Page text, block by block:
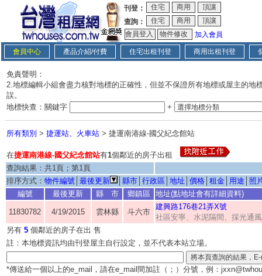
刊登：
查詢：
加入會員
會員中心 產品介紹/付費 住宅出租刊登 商用出租刊登
免責聲明：
2.地標編輯小組會盡力核對地標的正確性，但並不保證所有地標或屋主的地
誤。
地標快查：關鍵字
+
所有類別 > 捷運站、火車站 > 捷運南港線-國父紀念館站
在捷運南港線-國父紀念館站有1個鄰近的房子出租
查詢結果：共1頁；第1頁
排序方式： 物件編號 最後更新 縣市 行政區 地址 價格 租金 用途
照
編號
最後更新 縣 市 鄉鎮區 地址(點地址會有詳細資料)
11830782 4/19/2015 雲林縣 斗六市
建興路176巷21弄X號
社區安寧、水泥隔間、採光通
另有 5 個鄰近的房子在出 售
註：本地標資訊均由刊登屋主自行設定，並不代表本站立場。
*傳送給一個以上的e_mail，請在e_mail間加註（ ； ）分號，例：